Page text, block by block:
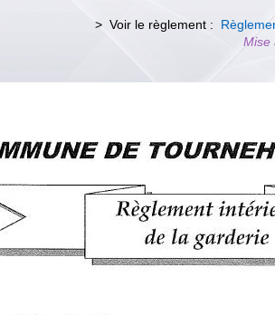
> Voir le règlement :
Mise